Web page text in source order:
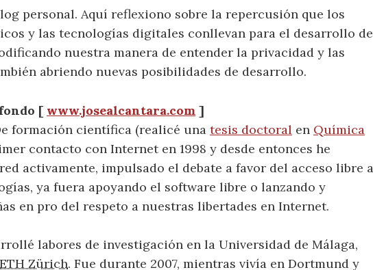
personal. Aquí reflexiono sobre la repercusión que los
y las tecnologías digitales conllevan para el desarrollo de
nuestra manera de entender la privacidad y las
abriendo nuevas posibilidades de desarrollo.
[ www.josealcantara.com ]
formación científica (realicé una tesis doctoral en Química
contacto con Internet en 1998 y desde entonces he
activamente, impulsado el debate a favor del acceso libre a
ya fuera apoyando el software libre o lanzando y
en pro del respeto a nuestras libertades en Internet.
labores de investigación en la Universidad de Málaga,
ETH Zürich. Fue durante 2007, mientras vivía en Dortmund y